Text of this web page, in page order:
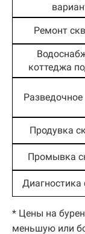
Ремонт
коттеджа
Разведочное
Продувка
Промывка
Диагностика
* Цены на
меньшую или